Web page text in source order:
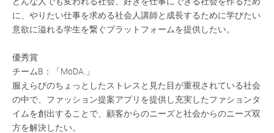
に、やりたい仕事を求める社会人講師と成長するために学びたい
意欲に溢れる学生を繋ぐプラットフォームを提供したい。
優秀賞
チームB：「MoDA.」
服えらびのちょっとしたストレスと見た目が重視されている社会
の中で、ファッション提案アプリを提供し充実したファションタ
イムを創出することで、顧客からのニーズと社会からのニーズ双
方を解決したい。